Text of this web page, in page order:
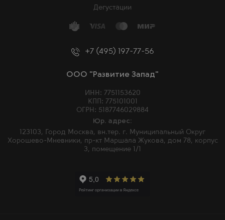
+7 (495) 197-77-56
ООО "Развитие Запад"
ИНН: 7751153620
КПП: 775101001
ОГРН: 5187746029884
Юр. адрес:
123103, Город Москва, вн.тер. г. Муниципальный Округ
Хорошево-Мневники, пр-кт Маршала Жукова, дом 78, корпус
3, помещение 1/1
Дегустации